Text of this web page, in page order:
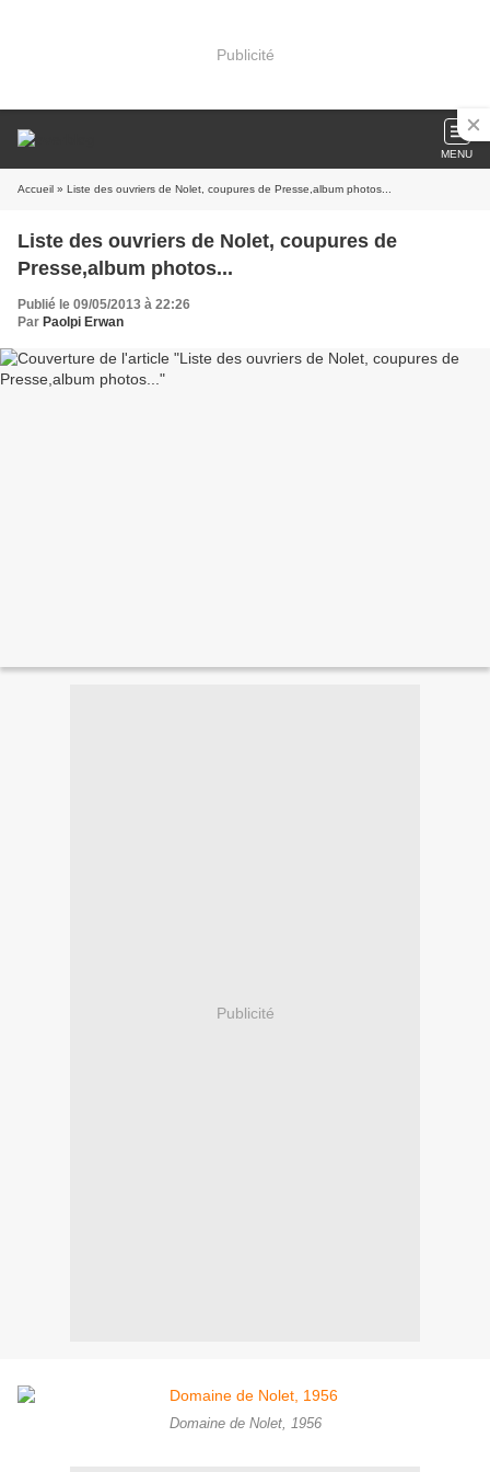
Publicité
MENU
Accueil » Liste des ouvriers de Nolet, coupures de Presse,album photos...
Liste des ouvriers de Nolet, coupures de
Presse,album photos...
Publié le 09/05/2013 à 22:26
Par Paolpi Erwan
Publicité
Domaine de Nolet, 1956